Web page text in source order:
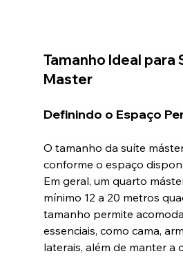
Tamanho Ideal para
Master
Definindo o Espaço
O tamanho da suíte
conforme o espaço
Em geral, um quarto
mínimo 12 a 20 metros
tamanho permite
essenciais, como cama,
laterais, além de manter a